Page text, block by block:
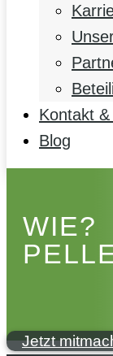
Kontakt
Blog
WIE?
Jetzt